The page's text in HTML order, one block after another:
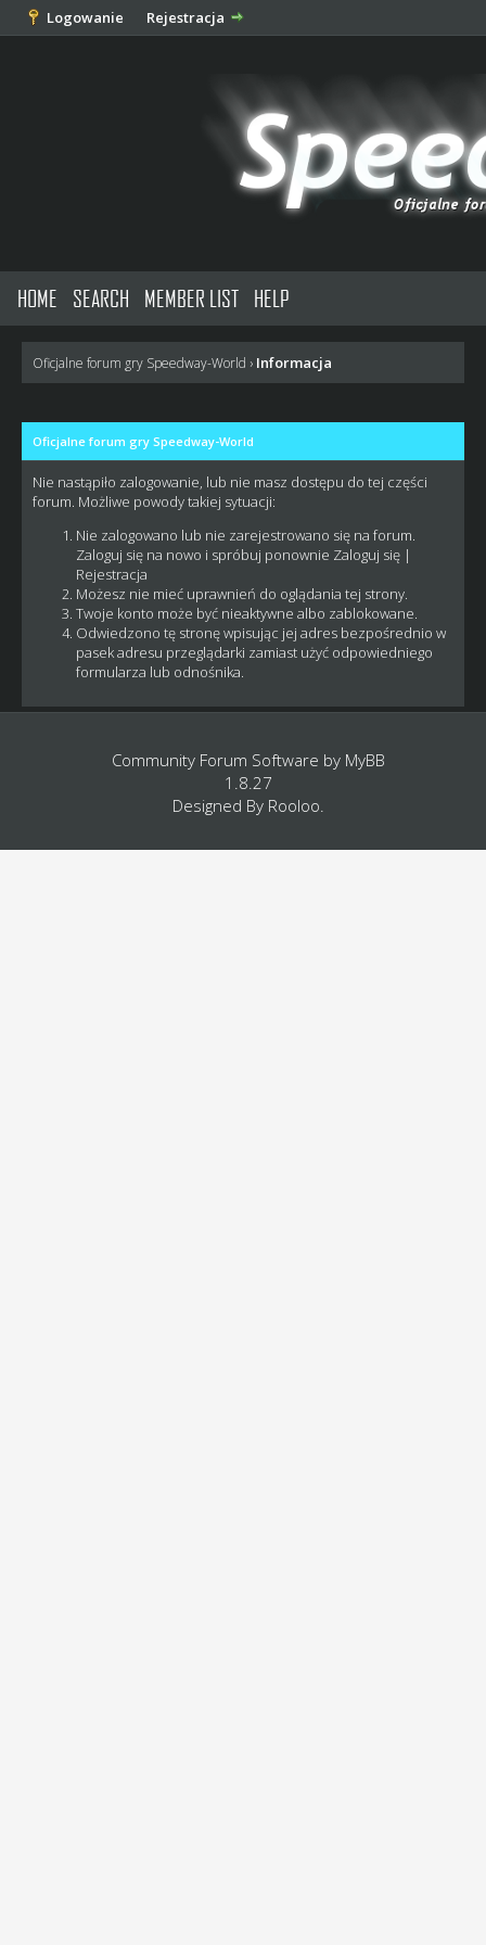
Logowanie Rejestracja
HOME SEARCH MEMBER LIST HELP
Oficjalne forum gry Speedway-World › Informacja
Oficjalne forum gry Speedway-World
Nie nastąpiło zalogowanie, lub nie masz dostępu do tej części
forum. Możliwe powody takiej sytuacji:
Nie zalogowano lub nie zarejestrowano się na forum.
Zaloguj się na nowo i spróbuj ponownie Zaloguj się|
Rejestracja
Możesz nie mieć uprawnień do oglądania tej strony.
Twoje konto może być nieaktywne albo zablokowane.
Odwiedzono tę stronę wpisując jej adres bezpośrednio w
pasek adresu przeglądarki zamiast użyć odpowiedniego
formularza lub odnośnika.
Community Forum Software by MyBB
1.8.27
Designed By Rooloo.